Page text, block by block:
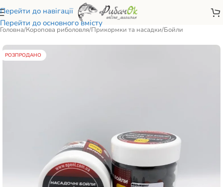
Перейти до навігації
Перейти до основного вмісту
Головна/Коропова риболовля/Прикормки та насадки/Бойли
РОЗПРОДАНО